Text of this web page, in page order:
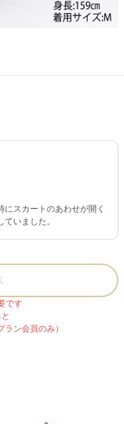
にスカートのあわせが開く
いました。
です
ラン会員のみ）